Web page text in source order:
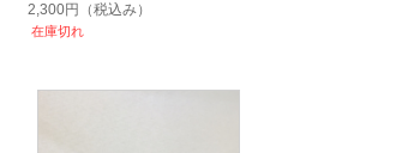
2,300円 （税込み）
在庫切れ